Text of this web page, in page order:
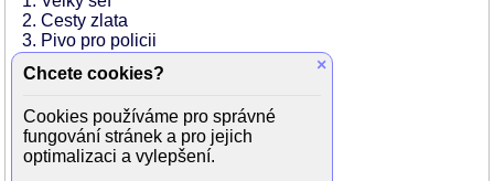
2. Cesty zlata
3. Pivo pro policii
5. V rytmu valčíku
7. Vzorná jednotka
8. Lepší vyhořet
9. Zátah na pedofily
×
Chcete cookies?
Cookies používáme pro správné
fungování stránek a pro jejich
optimalizaci a vylepšení.